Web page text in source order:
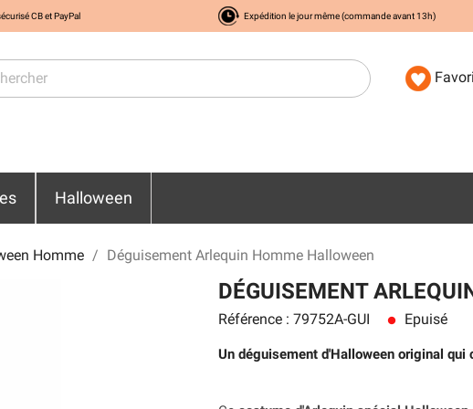
CB et PayPal Expédition le jour même (commande avant 13h)
Halloween
Homme Déguisement Arlequin Homme Halloween
DÉGUISEMENT
Référence : 79752A-GUI lens Epuisé
Un déguisement d'Halloween original qui